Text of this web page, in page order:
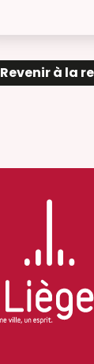
Revenir à la